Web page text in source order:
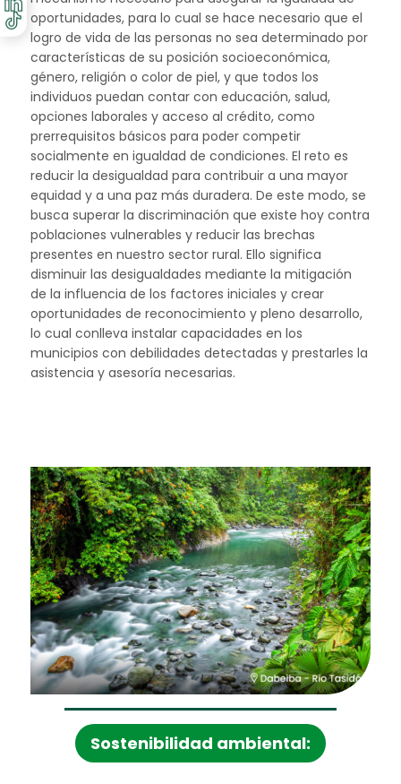
oportunidades, para lo cual se hace necesario que el
logro de vida de las personas no sea determinado por
características de su posición socioeconómica,
género, religión o color de piel, y que todos los
individuos puedan contar con educación, salud,
opciones laborales y acceso al crédito, como
prerrequisitos básicos para poder competir
socialmente en igualdad de condiciones. El reto es
reducir la desigualdad para contribuir a una mayor
equidad y a una paz más duradera. De este modo, se
busca superar la discriminación que existe hoy contra
poblaciones vulnerables y reducir las brechas
presentes en nuestro sector rural. Ello significa
disminuir las desigualdades mediante la mitigación
de la influencia de los factores iniciales y crear
oportunidades de reconocimiento y pleno desarrollo,
lo cual conlleva instalar capacidades en los
municipios con debilidades detectadas y prestarles la
asistencia y asesoría necesarias.
sostenibilidad ambiental: